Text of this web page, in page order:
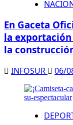
En Gaceta
la
la
INFOSUR 06/